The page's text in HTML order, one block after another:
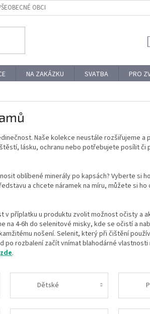
OBCHODNÍ PODMÍNKY
NA ZAKÁZKU SVATBA PRO
Naše kolekce neustále rozšiřujeme a
lásku, ochranu nebo potřebujete posílit či
oblíbené minerály po kapsách? Vyberte si
a chcete náramek na míru, můžete si
v příplatku u produktu zvolit možnost očisty a
na 4-6h do selenitové misky, kde se očistí a
nošení. Selenit, který při čištění
rozbalení začít vnímat blahodárné vlastnosti
zde.
Dětské